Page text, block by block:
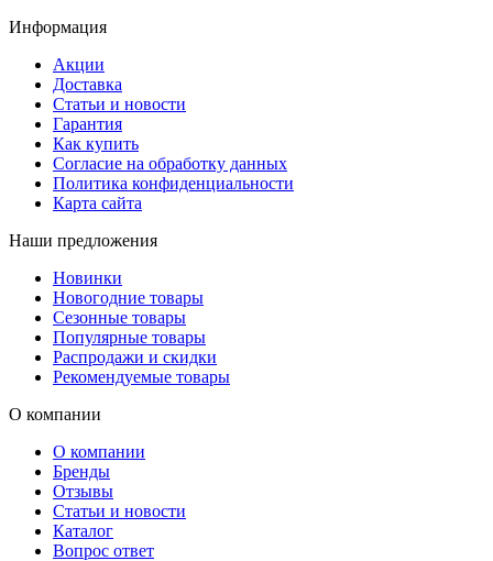
Информация
Акции
Доставка
Статьи и новости
Гарантия
Как купить
Согласие на обработку данных
Политика конфиденциальности
Карта сайта
Наши предложения
Новинки
Новогодние товары
Сезонные товары
Популярные товары
Распродажи и скидки
Рекомендуемые товары
О компании
О компании
Бренды
Отзывы
Статьи и новости
Каталог
Вопрос ответ